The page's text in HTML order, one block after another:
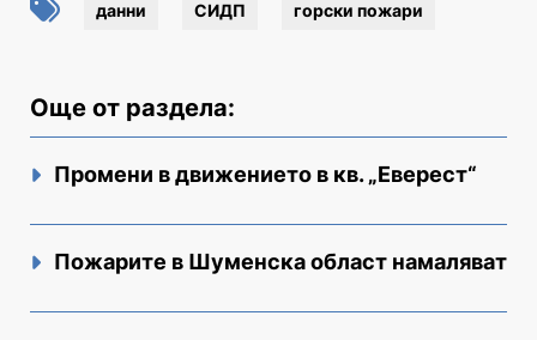
данни СИДП горски пожари
Още от раздела:
Промени в движението в кв. „Еверест“
Пожарите в Шуменска област намаляват